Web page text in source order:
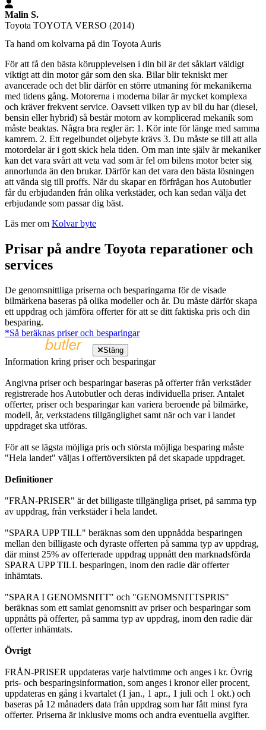
Malin S.
Toyota TOYOTA VERSO (2014)
Ta hand om kolvarna på din Toyota Auris
För att få den bästa körupplevelsen i din bil är det såklart väldigt
viktigt att din motor går som den ska. Bilar blir tekniskt mer
avancerade och det blir därför en större utmaning för mekanikerna
med tidens gång. Motorerna i moderna bilar är mycket komplexa
och kräver frekvent service. Oavsett vilken typ av bil du har (diesel,
bensin eller hybrid) så består motorn av komplicerad mekanik som
måste beaktas. Några bra regler är: 1. Kör inte för länge med samma
kamrem. 2. Ett regelbundet oljebyte krävs 3. Du måste se till att alla
motordelar är i gott skick hela tiden. Om man inte själv är mekaniker
kan det vara svårt att veta vad som är fel om bilens motor beter sig
annorlunda än den brukar. Därför kan det vara den bästa lösningen
att vända sig till proffs. När du skapar en förfrågan hos Autobutler
får du erbjudanden från olika verkstäder, och kan sedan välja det
erbjudande som passar dig bäst.
Läs mer om Kolvar byte
Prisar på andre Toyota reparationer och
services
De genomsnittliga priserna och besparingarna för de visade
bilmärkena baseras på olika modeller och år. Du måste därför skapa
ett uppdrag och jämföra offerter för att se ditt faktiska pris och din
besparing.
*Så beräknas priser och besparingar
Stäng
Information kring priser och besparingar
Angivna priser och besparingar baseras på offerter från verkstäder
registrerade hos Autobutler och deras individuella priser. Antalet
offerter, priser och besparingar kan variera beroende på bilmärke,
modell, år, verkstadens tillgänglighet samt när och var i landet
uppdraget ska utföras.
För att se lägsta möjliga pris och största möjliga besparing måste
"Hela landet" väljas i offertöversikten på det skapade uppdraget.
Definitioner
"FRÅN-PRISER" är det billigaste tillgängliga priset, på samma typ
av uppdrag, från verkstäder i hela landet.
"SPARA UPP TILL" beräknas som den uppnådda besparingen
mellan den billigaste och dyraste offerten på samma typ av uppdrag,
där minst 25% av offerterade uppdrag uppnått den marknadsförda
SPARA UPP TILL besparingen, inom den radie där offerter
inhämtats.
"SPARA I GENOMSNITT" och "GENOMSNITTSPRIS"
beräknas som ett samlat genomsnitt av priser och besparingar som
uppnåtts på offerter, på samma typ av uppdrag, inom den radie där
offerter inhämtats.
Övrigt
FRÅN-PRISER uppdateras varje halvtimme och anges i kr. Övrig
pris- och besparingsinformation, som anges i kronor eller procent,
uppdateras en gång i kvartalet (1 jan., 1 apr., 1 juli och 1 okt.) och
baseras på 12 månaders data från uppdrag som har fått minst fyra
offerter. Priserna är inklusive moms och andra eventuella avgifter.